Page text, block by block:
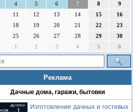
4 5 6 7 8
9
11 12 13 14 15
16
18 19 20 21 22
23
25 26 27 28 29
30
1 2 3 4 5 6
Реклама
Дачные дома, гаражи, бытовки
Изготовление дачных и гостевых